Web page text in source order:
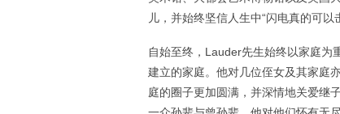
儿，并始终坚信人生中“闪电真的可以
自始至终，Lauder先生始终以家庭
建立的家庭。他对几位侄女及其家庭
庭的圈子更加圆满，并深情地关爱继